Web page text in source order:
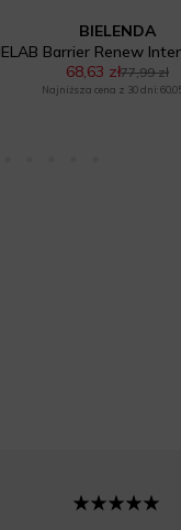
BIELENDA
68,63 zł77,99 zł
Najniższa cena z 30 dni: